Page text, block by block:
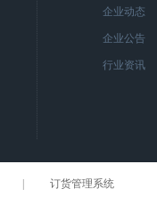
企业动态
企业公告
行业资讯
订货管理系统